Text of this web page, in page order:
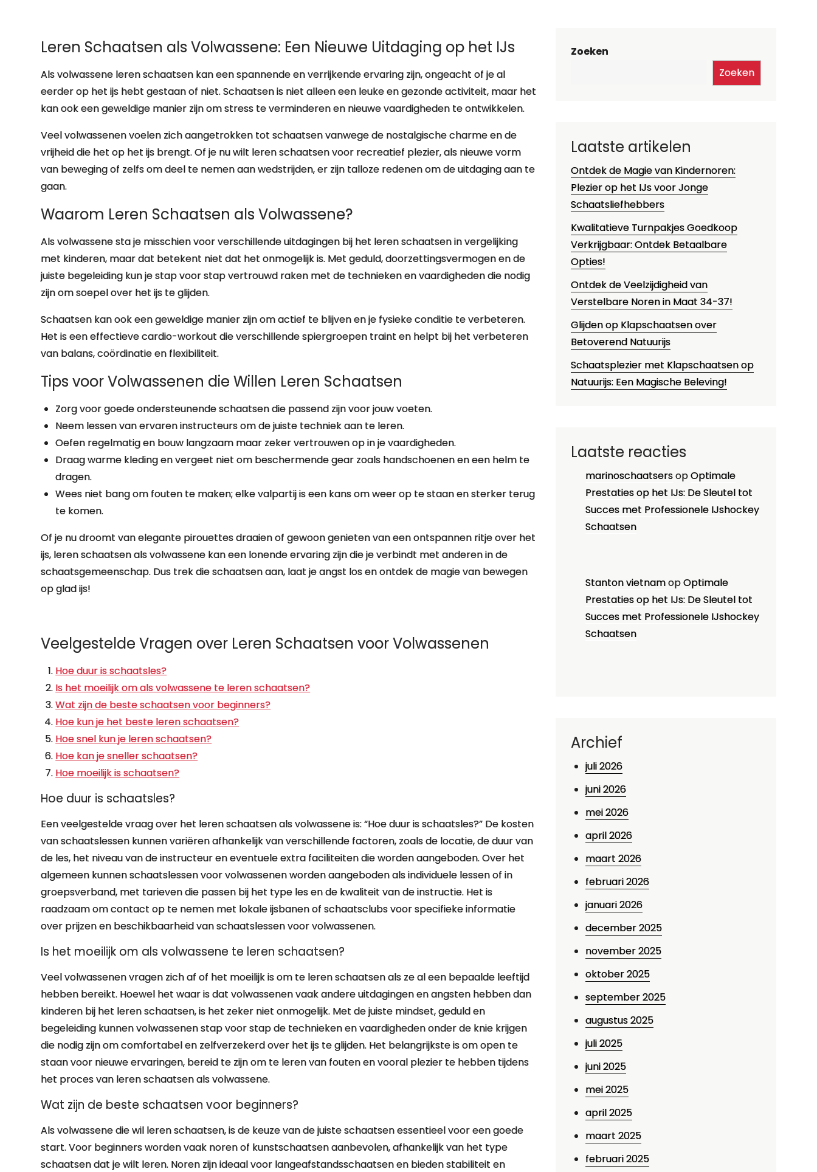
Leren Schaatsen als Volwassene: Een Nieuwe Uitdaging op het IJs
Als volwassene leren schaatsen kan een spannende en verrijkende ervaring zijn, ongeacht of je al
eerder op het ijs hebt gestaan of niet. Schaatsen is niet alleen een leuke en gezonde activiteit, maar het
kan ook een geweldige manier zijn om stress te verminderen en nieuwe vaardigheden te ontwikkelen.
Veel volwassenen voelen zich aangetrokken tot schaatsen vanwege de nostalgische charme en de
vrijheid die het op het ijs brengt. Of je nu wilt leren schaatsen voor recreatief plezier, als nieuwe vorm
van beweging of zelfs om deel te nemen aan wedstrijden, er zijn talloze redenen om de uitdaging aan te
gaan.
Waarom Leren Schaatsen als Volwassene?
Als volwassene sta je misschien voor verschillende uitdagingen bij het leren schaatsen in vergelijking
met kinderen, maar dat betekent niet dat het onmogelijk is. Met geduld, doorzettingsvermogen en de
juiste begeleiding kun je stap voor stap vertrouwd raken met de technieken en vaardigheden die nodig
zijn om soepel over het ijs te glijden.
Schaatsen kan ook een geweldige manier zijn om actief te blijven en je fysieke conditie te verbeteren.
Het is een effectieve cardio-workout die verschillende spiergroepen traint en helpt bij het verbeteren
van balans, coördinatie en flexibiliteit.
Tips voor Volwassenen die Willen Leren Schaatsen
Zorg voor goede ondersteunende schaatsen die passend zijn voor jouw voeten.
Neem lessen van ervaren instructeurs om de juiste techniek aan te leren.
Oefen regelmatig en bouw langzaam maar zeker vertrouwen op in je vaardigheden.
Draag warme kleding en vergeet niet om beschermende gear zoals handschoenen en een helm te
dragen.
Wees niet bang om fouten te maken; elke valpartij is een kans om weer op te staan en sterker terug
te komen.
Of je nu droomt van elegante pirouettes draaien of gewoon genieten van een ontspannen ritje over het
ijs, leren schaatsen als volwassene kan een lonende ervaring zijn die je verbindt met anderen in de
schaatsgemeenschap. Dus trek die schaatsen aan, laat je angst los en ontdek de magie van bewegen
op glad ijs!
Veelgestelde Vragen over Leren Schaatsen voor Volwassenen
Hoe duur is schaatsles?
Is het moeilijk om als volwassene te leren schaatsen?
Wat zijn de beste schaatsen voor beginners?
Hoe kun je het beste leren schaatsen?
Hoe snel kun je leren schaatsen?
Hoe kan je sneller schaatsen?
Hoe moeilijk is schaatsen?
Hoe duur is schaatsles?
Een veelgestelde vraag over het leren schaatsen als volwassene is: “Hoe duur is schaatsles?” De kosten
van schaatslessen kunnen variëren afhankelijk van verschillende factoren, zoals de locatie, de duur van
de les, het niveau van de instructeur en eventuele extra faciliteiten die worden aangeboden. Over het
algemeen kunnen schaatslessen voor volwassenen worden aangeboden als individuele lessen of in
groepsverband, met tarieven die passen bij het type les en de kwaliteit van de instructie. Het is
raadzaam om contact op te nemen met lokale ijsbanen of schaatsclubs voor specifieke informatie
over prijzen en beschikbaarheid van schaatslessen voor volwassenen.
Is het moeilijk om als volwassene te leren schaatsen?
Veel volwassenen vragen zich af of het moeilijk is om te leren schaatsen als ze al een bepaalde leeftijd
hebben bereikt. Hoewel het waar is dat volwassenen vaak andere uitdagingen en angsten hebben dan
kinderen bij het leren schaatsen, is het zeker niet onmogelijk. Met de juiste mindset, geduld en
begeleiding kunnen volwassenen stap voor stap de technieken en vaardigheden onder de knie krijgen
die nodig zijn om comfortabel en zelfverzekerd over het ijs te glijden. Het belangrijkste is om open te
staan voor nieuwe ervaringen, bereid te zijn om te leren van fouten en vooral plezier te hebben tijdens
het proces van leren schaatsen als volwassene.
Wat zijn de beste schaatsen voor beginners?
Als volwassene die wil leren schaatsen, is de keuze van de juiste schaatsen essentieel voor een goede
start. Voor beginners worden vaak noren of kunstschaatsen aanbevolen, afhankelijk van het type
schaatsen dat je wilt leren. Noren zijn ideaal voor langeafstandsschaatsen en bieden stabiliteit en
Zoeken
Zoeken
Laatste artikelen
Ontdek de Magie van Kindernoren:
Plezier op het IJs voor Jonge
Schaatsliefhebbers
Kwalitatieve Turnpakjes Goedkoop
Verkrijgbaar: Ontdek Betaalbare
Opties!
Ontdek de Veelzijdigheid van
Verstelbare Noren in Maat 34-37!
Glijden op Klapschaatsen over
Betoverend Natuurijs
Schaatsplezier met Klapschaatsen op
Natuurijs: Een Magische Beleving!
Laatste reacties
marinoschaatsersopOptimale
Prestaties op het IJs: De Sleutel tot
Succes met Professionele IJshockey
Schaatsen
Stanton vietnamopOptimale
Prestaties op het IJs: De Sleutel tot
Succes met Professionele IJshockey
Schaatsen
Archief
juli 2026
juni 2026
mei 2026
april 2026
maart 2026
februari 2026
januari 2026
december 2025
november 2025
oktober 2025
september 2025
augustus 2025
juli 2025
juni 2025
mei 2025
april 2025
maart 2025
februari 2025